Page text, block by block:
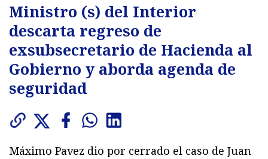
Ministro (s) del Interior
descarta regreso de
exsubsecretario de Hacienda al
Gobierno y aborda agenda de
seguridad
Máximo Pavez dio por cerrado el caso de Juan